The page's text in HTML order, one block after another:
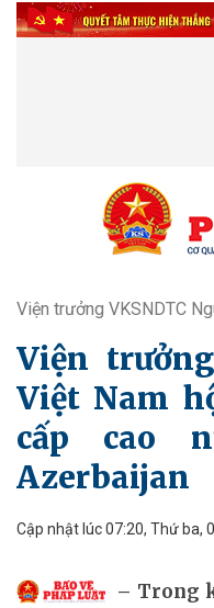
Viện trưởng VKSNDTC
Viện
Việt Nam
cấp cao
Azerbaijan
Cập nhật lúc 07:20, Thứ ba,
Trong